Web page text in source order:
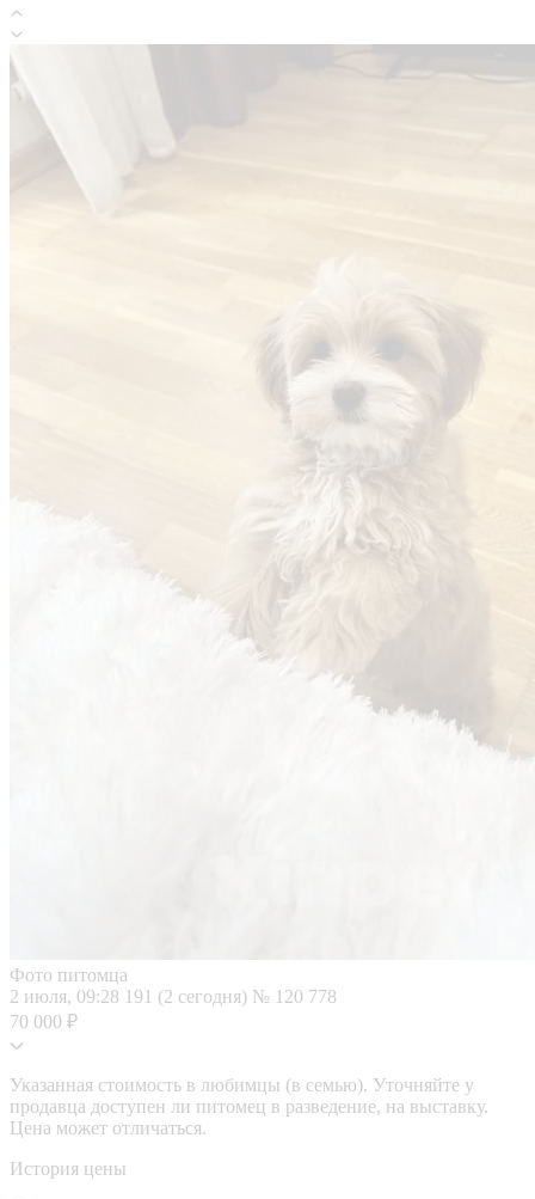
Фото питомца
2 июля, 09:28 191 (2 сегодня) № 120 778
70 000 ₽
Указанная стоимость в любимцы (в семью). Уточняйте у
продавца доступен ли питомец в разведение, на выставку.
Цена может отличаться.
История цены